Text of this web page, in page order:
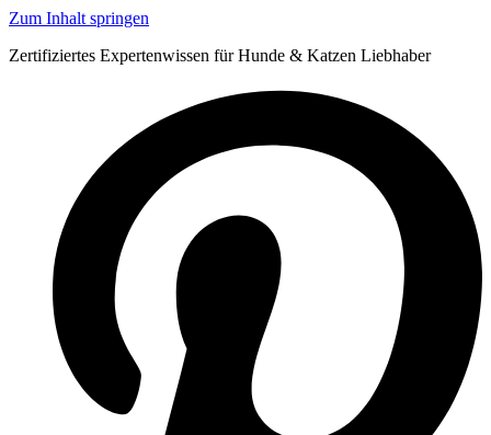
Zum Inhalt springen
Zertifiziertes Expertenwissen für Hunde & Katzen Liebhaber